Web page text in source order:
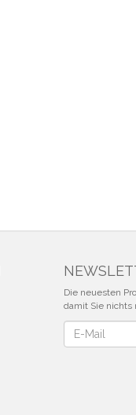
Die neuesten
damit Sie nichts
Newsletter